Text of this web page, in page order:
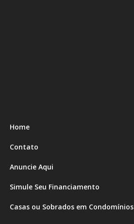
Home
Contato
Anuncie Aqui
Simule Seu Financiamento
Casas ou Sobrados em Condomínios